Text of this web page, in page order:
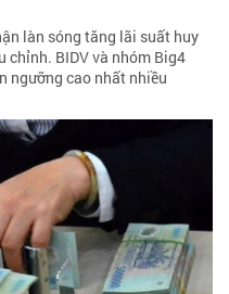
làn sóng tăng lãi suất huy
chỉnh. BIDV và nhóm Big4
ngưỡng cao nhất nhiều